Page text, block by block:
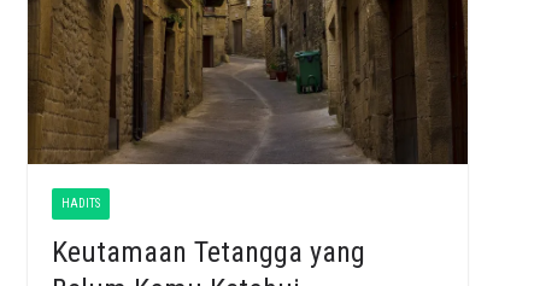
HADITS
Keutamaan Tetangga yang